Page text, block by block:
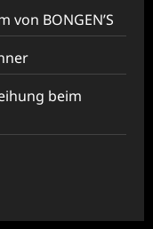
BONGEN’S
beim